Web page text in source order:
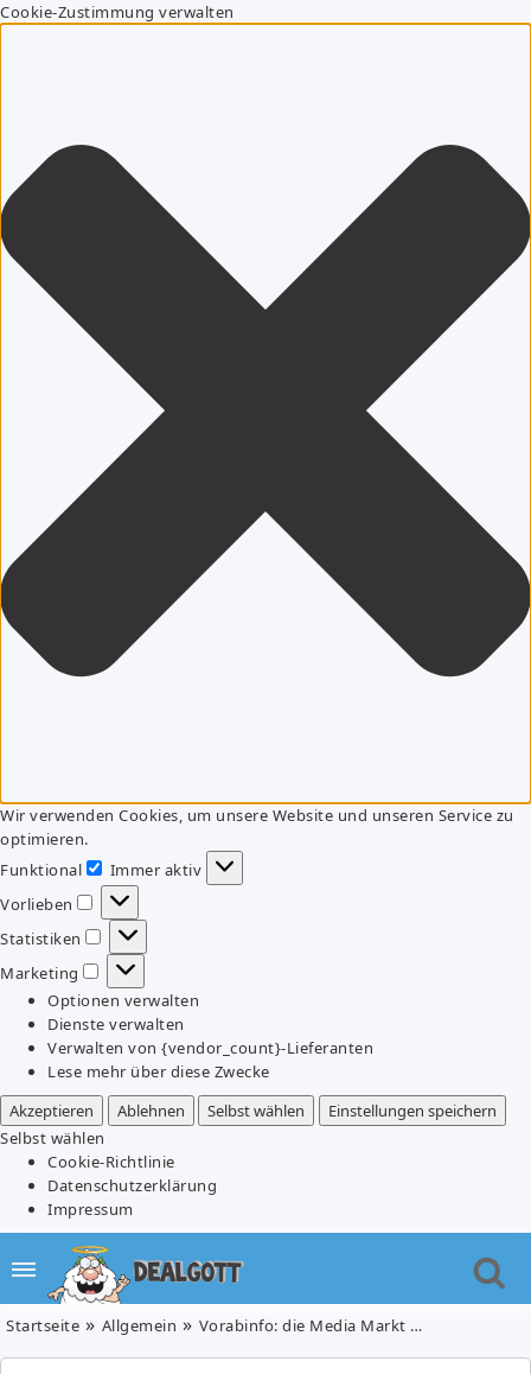
Cookie-Zustimmung verwalten
Wir verwenden Cookies, um unsere Website und unseren Service zu
optimieren.
Funktional
Funktional
Immer aktiv
Vorlieben
Vorlieben
Statistiken
Statistiken
Marketing
Marketing
Optionen verwalten
Dienste verwalten
Verwalten von {vendor_count}-Lieferanten
Lese mehr über diese Zwecke
Akzeptieren
Ablehnen Selbst wählen
Einstellungen speichern
Selbst wählen
Cookie-Richtlinie
Datenschutzerklärung
Impressum
Startseite Allgemein Vorabinfo: die Media Markt Angebote vom heutigen 24.06.2014